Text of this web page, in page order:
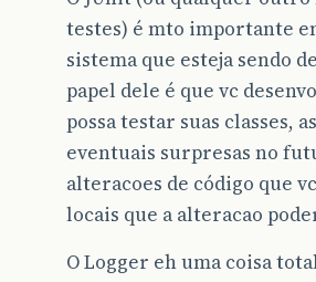
testes) é mto importante
sistema que esteja sendo
papel dele é que vc
possa testar suas classes,
eventuais surpresas no
alteracoes de código que
locais que a alteracao
O Logger eh uma coisa